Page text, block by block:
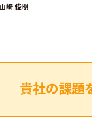
崎 俊明
貴社の課題